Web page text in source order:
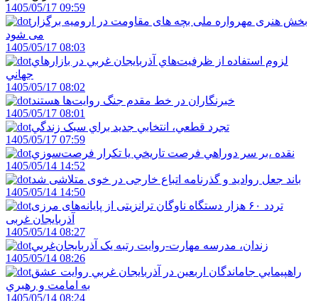
1405/05/17 09:59
بخش هنری مهرواره ملی بچه های مقاومت در ارومیه برگزار
می شود
1405/05/17 08:03
لزوم استفاده از ظرفيت‌هاي آذربايجان غربي در بازارهاي
جهاني
1405/05/17 08:02
خبرنگاران در خط مقدم جنگ روايت‌ها هستند
1405/05/17 08:01
تجرد قطعي، انتخابي جديد براي سبک زندگي
1405/05/17 07:59
نقده ،بر سر دوراهي فرصت تاريخي يا تکرار فرصت‌سوزي
1405/05/14 14:52
باند جعل روادید و گذرنامه اتباع خارجی در خوی متلاشی شد
1405/05/14 14:50
تردد ۶۰ هزار دستگاه ناوگان ترانزیتی از پایانه‌های مرزی
آذربایجان ‌غربی
1405/05/14 08:27
زندان، مدرسه مهارت-روايت رتبه يک آذربايجان‌غربي
1405/05/14 08:26
راهپيمايي جاماندگان اربعين در آذربايجان غربي روايت عشق
به امامت و رهبري
1405/05/14 08:24